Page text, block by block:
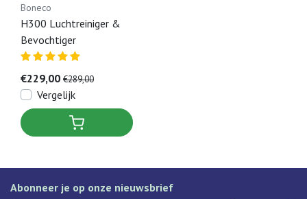
Boneco
H300 Luchtreiniger &
Bevochtiger
€229,00 €289,00
Vergelijk
Abonneer je op onze nieuwsbrief